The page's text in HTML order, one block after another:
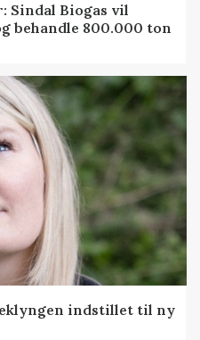
Sindal Biogas vil
behandle 800.000 ton
indstillet til ny